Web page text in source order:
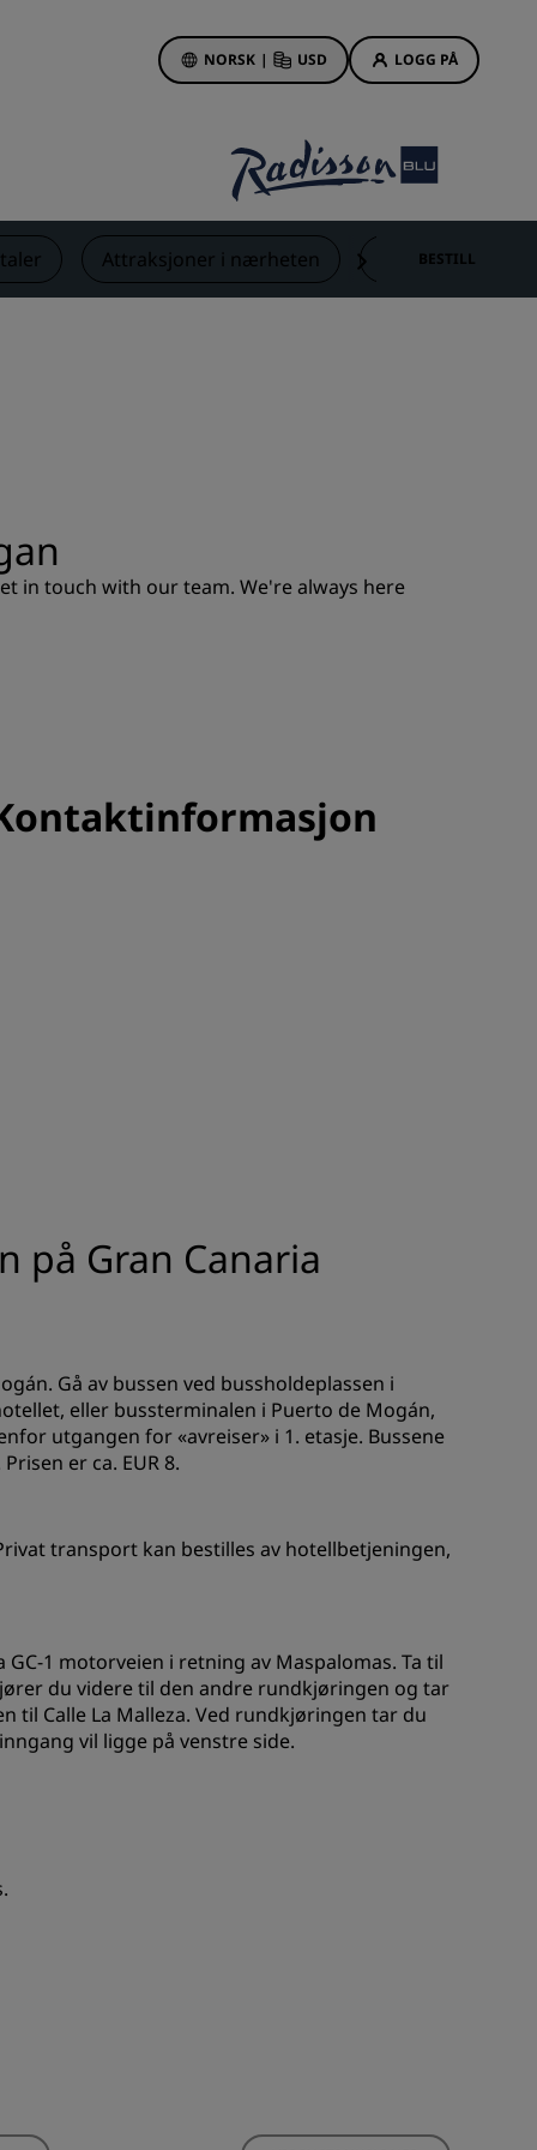
NORSK | USD LOGG PÅ
Hotelltilbud
Oppdag våre tilbud
Første gang er det ekstra
hyggelig
Bryllupslokaler
Radisson Rewards
Attraksjoner i nærheten Kontakt
BESTILL
in touch with our team. We're always here
på Gran Canaria
Gå av bussen ved bussholdeplassen i
eller bussterminalen i Puerto de Mogán,
utgangen for «avreiser» i 1. etasje. Bussene
er ca. EUR 8.
transport kan bestilles av hotellbetjeningen,
1 motorveien i retning av Maspalomas. Ta til
du videre til den andre rundkjøringen og tar
til Calle La Malleza. Ved rundkjøringen tar du
vil ligge på venstre side.